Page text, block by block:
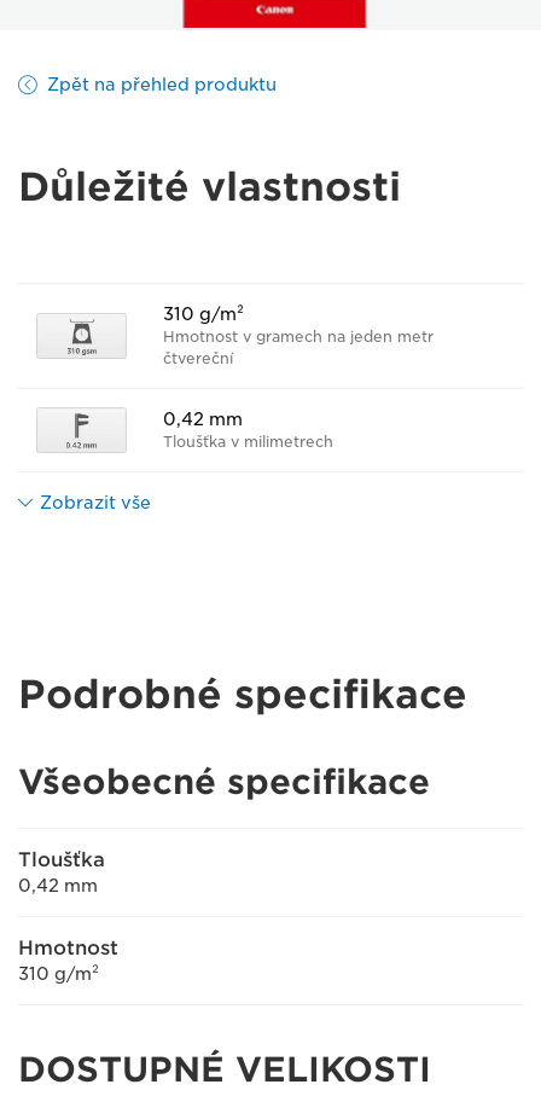
Zpět na přehled produktu
Důležité vlastnosti
310 g/m²
Hmotnost v gramech na jeden metr
čtvereční
0,42 mm
Tloušťka v milimetrech
Zobrazit vše
Podrobné specifikace
Všeobecné specifikace
Tloušťka
0,42 mm
Hmotnost
310 g/m²
DOSTUPNÉ VELIKOSTI